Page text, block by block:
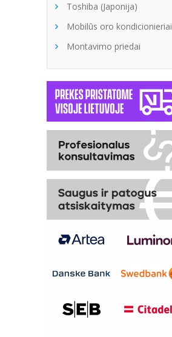
Toshiba (Japonija)
Mobilūs oro kondicionieriai
Montavimo priedai